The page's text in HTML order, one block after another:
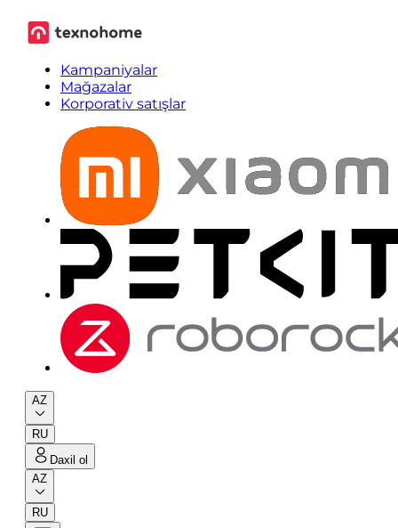
Kampaniyalar
Mağazalar
Korporativ satışlar
AZ
RU
Daxil ol
AZ
RU